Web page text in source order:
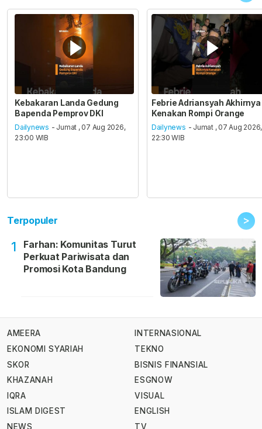
Kebakaran Landa Gedung
Bapenda Pemprov DKI
Dailynews - Jumat , 07 Aug 2026,
23:00 WIB
Febrie Adriansyah Akhirnya
Kenakan Rompi Orange
Dailynews - Jumat , 07 Aug 2026,
22:30 WIB
Terpopuler >
1
Farhan: Komunitas Turut
Perkuat Pariwisata dan
Promosi Kota Bandung
AMEERA
EKONOMI SYARIAH
SKOR
KHAZANAH
IQRA
ISLAM DIGEST
NEWS
INTERNASIONAL
TEKNO
BISNIS FINANSIAL
ESGNOW
VISUAL
ENGLISH
TV